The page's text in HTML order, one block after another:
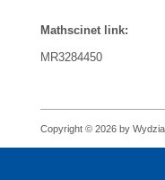
Mathscinet link:
MR3284450
Copyright © 2026 by